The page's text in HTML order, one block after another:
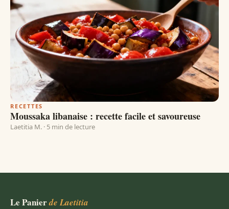
RECETTES
Moussaka libanaise : recette facile et savoureuse
Laetitia M. · 5 min de lecture
Le Panierde Laetitia